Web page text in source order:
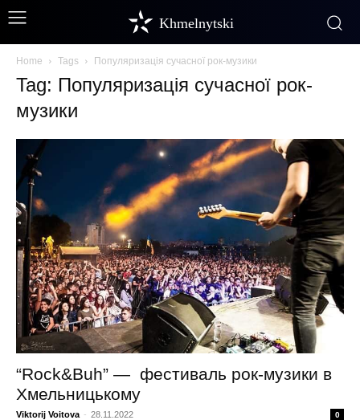
Khmelnytski
Home Tags Популяризація сучасної рок-музики
Tag: Популяризація сучасної рок-
музики
“Rock&Buh” — фестиваль рок-музики в
Хмельницькому
Viktorij Voitova - 28.11.2022 0